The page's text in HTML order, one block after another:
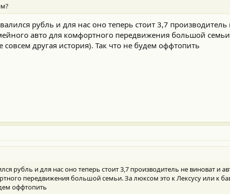
рубль и для нас оно теперь стоит 3,7
авто для комфортного передвижения большой
другая история). Так что не будем оффтопить
рубль и для нас оно теперь стоит 3,7 производитель не виноват и
передвижения большой семьи. За люксом это к Лексусу или к
оффтопить